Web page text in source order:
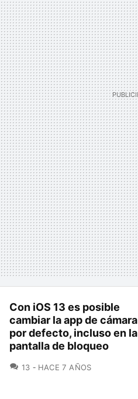
Con iOS 13 es posible
cambiar la app de cámara
por defecto, incluso en la
pantalla de bloqueo
13 COMENTARIOS
HACE 7 AÑOS